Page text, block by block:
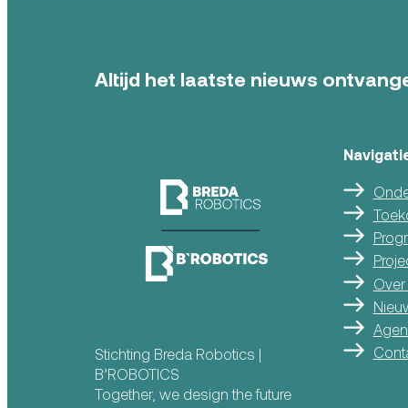
Altijd het laatste nieuws
Stichting Breda Robotics |
B’ROBOTICS
Together, we design the future